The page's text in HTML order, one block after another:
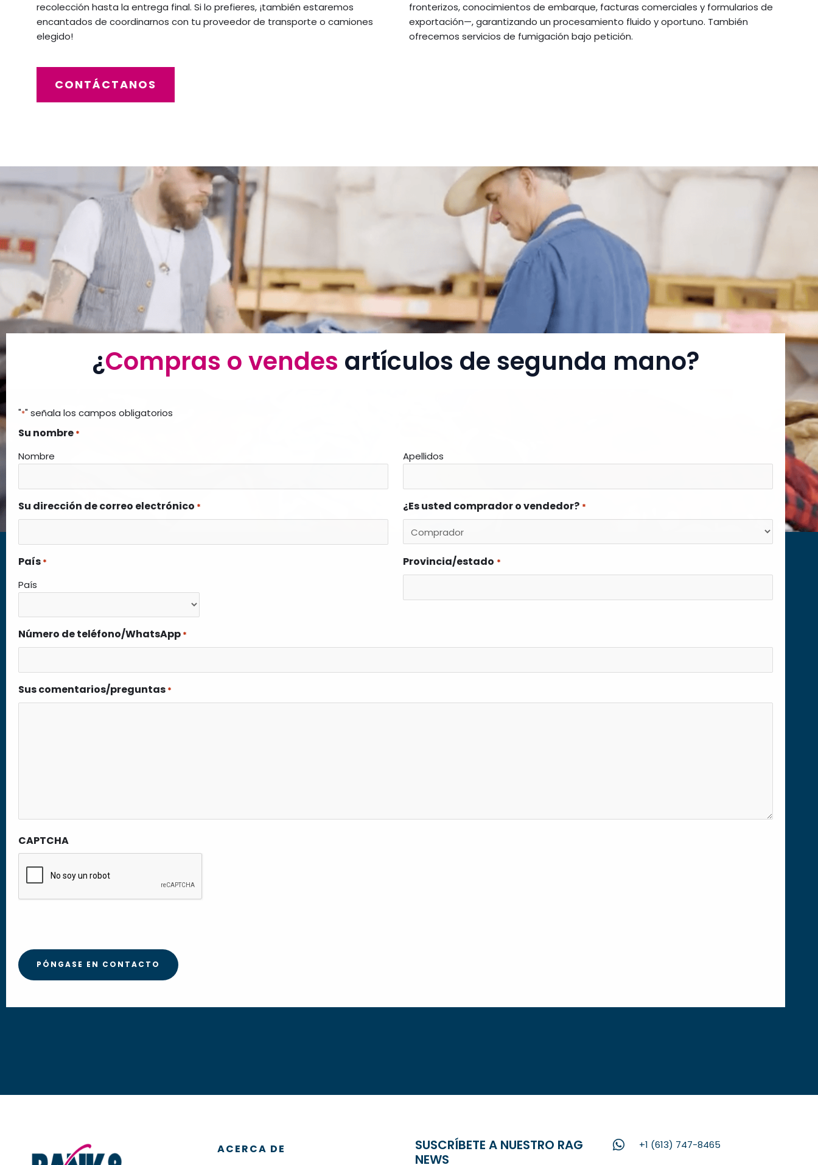
recolección hasta la entrega final. Si lo prefieres, ¡también estaremos
encantados de coordinarnos con tu proveedor de transporte o camiones
elegido!
fronterizos, conocimientos de embarque, facturas comerciales y formularios de
exportación—, garantizando un procesamiento fluido y oportuno. También
ofrecemos servicios de fumigación bajo petición.
CONTÁCTANOS
¿Compras o vendes artículos de segunda mano?
"*" señala los campos obligatorios
Su nombre *
Nombre Apellidos
Su dirección de correo electrónico * ¿Es usted comprador o vendedor? *
País *
País
Provincia/estado *
Número de teléfono/WhatsApp *
Sus comentarios/preguntas *
CAPTCHA
ACERCA DE
SUSCRÍBETE A NUESTRO RAG
NEWS
+1 (613) 747-8465